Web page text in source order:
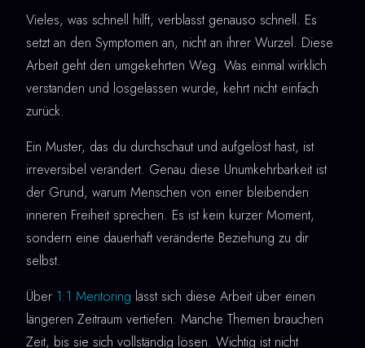
Vieles, was schnell hilft, verblasst genauso schnell. Es
setzt an den Symptomen an, nicht an ihrer Wurzel. Diese
Arbeit geht den umgekehrten Weg. Was einmal wirklich
verstanden und losgelassen wurde, kehrt nicht einfach
zurück.
Ein Muster, das du durchschaut und aufgelöst hast, ist
irreversibel verändert. Genau diese Unumkehrbarkeit ist
der Grund, warum Menschen von einer bleibenden
inneren Freiheit sprechen. Es ist kein kurzer Moment,
sondern eine dauerhaft veränderte Beziehung zu dir
selbst.
Über 1:1 Mentoring lässt sich diese Arbeit über einen
längeren Zeitraum vertiefen. Manche Themen brauchen
Zeit, bis sie sich vollständig lösen. Wichtig ist nicht